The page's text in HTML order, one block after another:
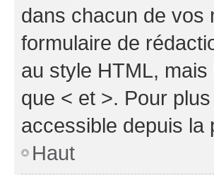
dans chacun de vos
formulaire de
au style HTML,
que < et >. Pour
accessible depuis la
Haut